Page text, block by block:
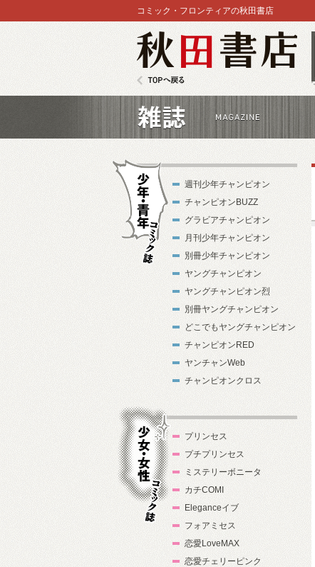
コミック・フロンティアの秋田書店
週刊少年チャンピオン
チャンピオンBUZZ
グラビアチャンピオン
月刊少年チャンピオン
別冊少年チャンピオン
ヤングチャンピオン
ヤングチャンピオン烈
別冊ヤングチャンピオン
どこでもヤングチャンピオン
チャンピオンRED
ヤンチャンWeb
チャンピオンクロス
プリンセス
プチプリンセス
ミステリーボニータ
カチCOMI
Eleganceイブ
フォアミセス
恋愛LoveMAX
恋愛チェリーピンク